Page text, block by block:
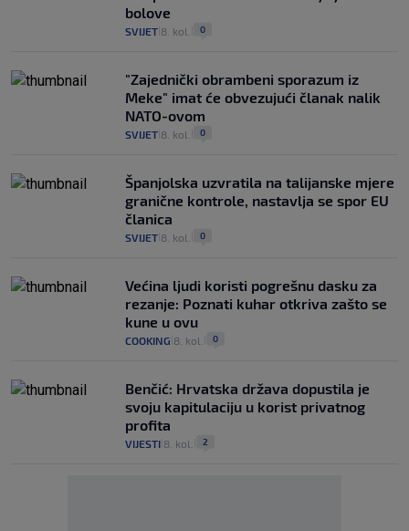
bolove
SVIJET 8. kol. 0
"Zajednički obrambeni sporazum iz
Meke" imat će obvezujući članak nalik
NATO-ovom
SVIJET 8. kol. 0
Španjolska uzvratila na talijanske mjere
granične kontrole, nastavlja se spor EU
članica
SVIJET 8. kol. 0
Većina ljudi koristi pogrešnu dasku za
rezanje: Poznati kuhar otkriva zašto se
kune u ovu
COOKING 8. kol. 0
Benčić: Hrvatska država dopustila je
svoju kapitulaciju u korist privatnog
profita
VIJESTI 8. kol. 2